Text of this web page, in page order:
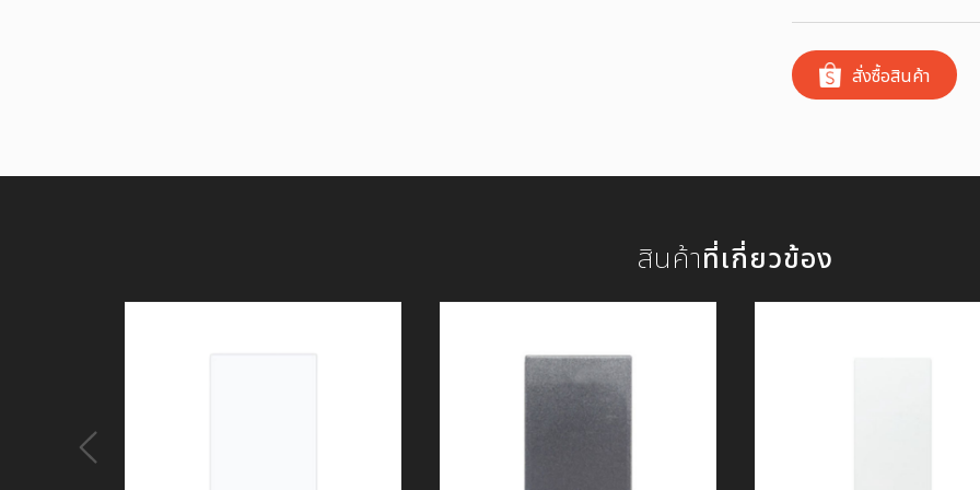
สั่งซื้อสินค้า
สินค้าที่เกี่ยวข้อง